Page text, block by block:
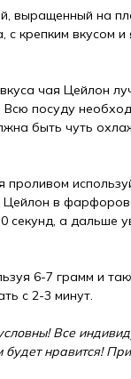
выращенный на
крепким вкусом
чая Цейлон
посуду
быть чуть
проливом
в
секунд, а дальше
6-7 грамм и
с 2-3 минут.
Все
будет нравится!